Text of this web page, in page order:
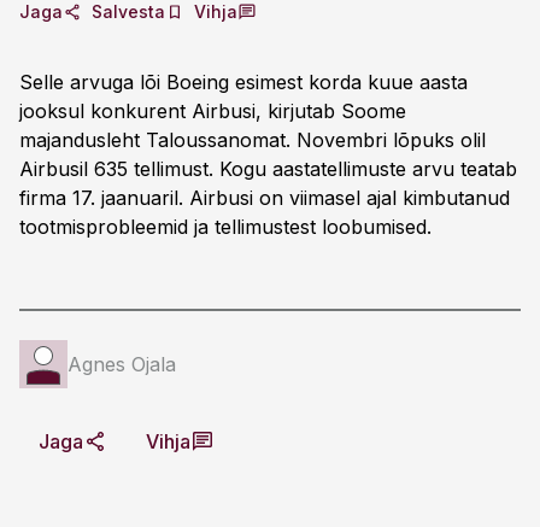
Jaga Salvesta Vihja
Selle arvuga lõi Boeing esimest korda kuue aasta
jooksul konkurent Airbusi, kirjutab Soome
majandusleht Taloussanomat. Novembri lõpuks olil
Airbusil 635 tellimust. Kogu aastatellimuste arvu teatab
firma 17. jaanuaril. Airbusi on viimasel ajal kimbutanud
tootmisprobleemid ja tellimustest loobumised.
Agnes Ojala
Jaga Vihja